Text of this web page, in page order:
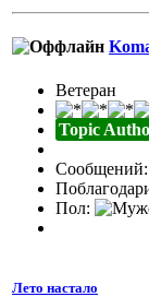
Ветеран
Topic
Сообщений:
Пол:
Лето настало